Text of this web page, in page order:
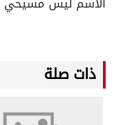
ذات صلة